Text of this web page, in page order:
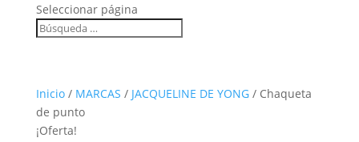
Seleccionar página
Inicio/ MARCAS / JACQUELINE DE YONG/ Chaqueta
de punto
¡Oferta!